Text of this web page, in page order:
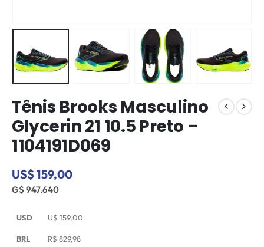
Tênis Brooks Masculino
Glycerin 21 10.5 Preto –
1104191D069
US$ 159,00
G$ 947.640
USD U$ 159,00
BRL R$ 829,98